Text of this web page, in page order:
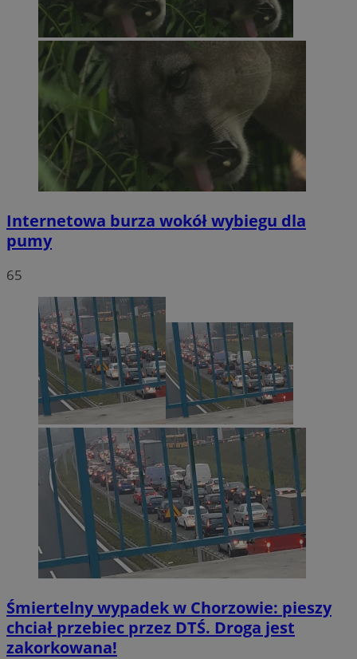
Internetowa burza wokół wybiegu dla
pumy
65
Śmiertelny wypadek w Chorzowie: pieszy
chciał przebiec przez DTŚ. Droga jest
zakorkowana!